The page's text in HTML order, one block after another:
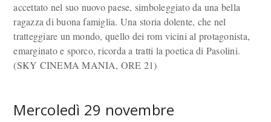
accettato nel suo nuovo paese, simboleggiato da una bella
ragazza di buona famiglia. Una storia dolente, che nel
tratteggiare un mondo, quello dei rom vicini al protagonista,
emarginato e sporco, ricorda a tratti la poetica di Pasolini.
(SKY CINEMA MANIA, ORE 21)
Mercoledì 29 novembre